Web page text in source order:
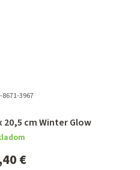
20,5 cm Winter Glow
€
8671-3967